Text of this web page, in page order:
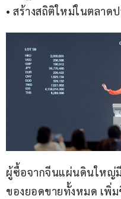
• สร้างสถิติใหม่ในตลาด
ผู้ซื้อจากจีนแผ่นดินใหญ่
ของยอดขายทั้งหมด เพิ่